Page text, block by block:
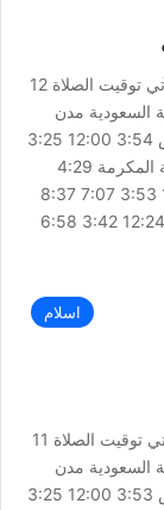
توقيت الصلاة 12 محرم 1444 هجري في الجدول الآتي توقيت الصلاة 12
السعودية مدن
السعودية الفجر الظهر العصر المغرب العشاء الرياض 3:54 12:00 3:25
6:39 8:09 جدة 4:32 12:30 3:47 7:03 8:33 مكة المكرمة 4:29
12:27 3:45 7:01 8:31 المدينة المنورة 4:22 12:28 3:53 7:07 8:37
الدمام 3:36 11:47 3:16 6:29 7:59 الطائف 4:27 12:24 3:42 6:58
اسلام
توقيت الصلاة 11 محرم 1444 هجري في الجدول الآتي توقيت الصلاة 11
السعودية مدن
السعودية الفجر الظهر العصر المغرب العشاء الرياض 3:53 12:00 3:25